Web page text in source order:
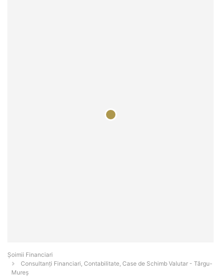
Șoimii Financiari
Consultanți Financiari, Contabilitate, Case de Schimb Valutar - Târgu-
Mureş